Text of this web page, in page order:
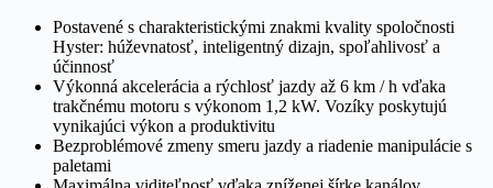
Postavené s charakteristickými znakmi kvality spoločnosti
Hyster: húževnatosť, inteligentný dizajn, spoľahlivosť a
účinnosť
Výkonná akcelerácia a rýchlosť jazdy až 6 km / h vďaka
trakčnému motoru s výkonom 1,2 kW. Vozíky poskytujú
vynikajúci výkon a produktivitu
Bezproblémové zmeny smeru jazdy a riadenie manipulácie s
paletami